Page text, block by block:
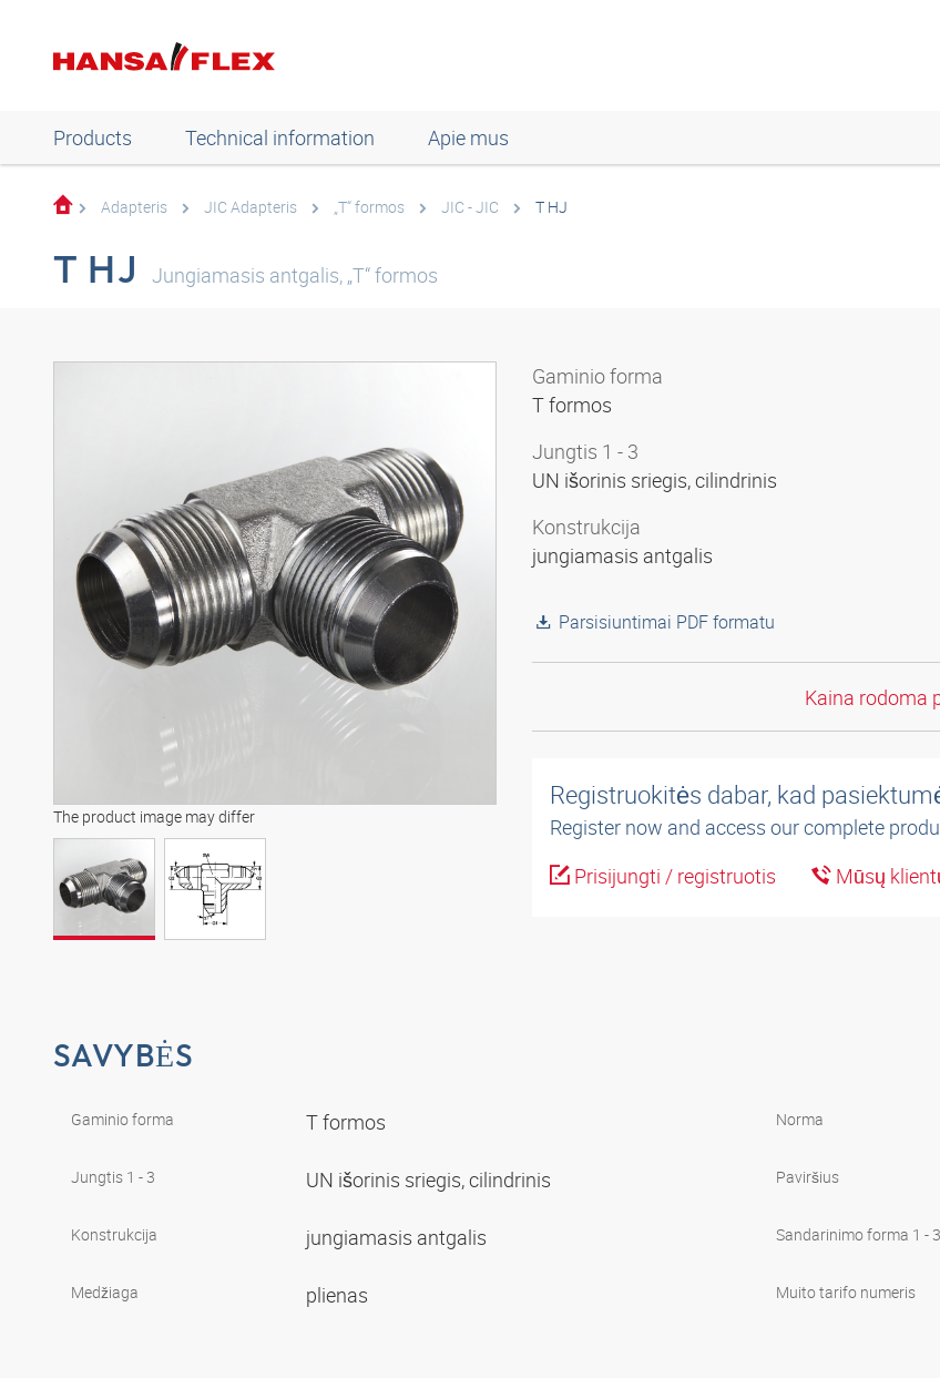
Products Technical information Apie mus
Adapteris JIC Adapteris „T“ formos JIC - JIC T HJ
T HJ Jungiamasis antgalis, „T“ formos
The product image may differ
Gaminio forma
T formos
Jungtis 1 - 3
UN išorinis sriegis, cilindrinis
Konstrukcija
jungiamasis antgalis
Parsisiuntimai PDF formatu
Kaina rodoma
Registruokitės dabar, kad
Register now and access our complete
Prisijungti / registruotis
Mūsų
SAVYBĖS
Gaminio forma T formos
Jungtis 1 - 3 UN išorinis sriegis, cilindrinis
Konstrukcija jungiamasis antgalis
Medžiaga plienas
Norma
Paviršius
Sandarinimo forma 1 - 3
Muito tarifo numeris